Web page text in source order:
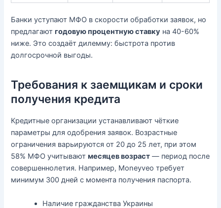
Банки уступают МФО в скорости обработки заявок, но
предлагаютгодовую процентную ставку на 40-60%
ниже. Это создаёт дилемму: быстрота против
долгосрочной выгоды.
Требования к заемщикам и сроки
получения кредита
Кредитные организации устанавливают чёткие
параметры для одобрения заявок. Возрастные
ограничения варьируются от 20 до 25 лет, при этом
58% МФО учитываютмесяцев возраст — период после
совершеннолетия. Например, Moneyveo требует
минимум 300 дней с момента получения паспорта.
Наличие гражданства Украины